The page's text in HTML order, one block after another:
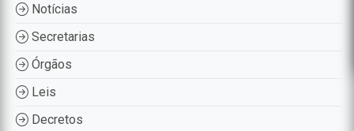
Notícias
Secretarias
Órgãos
Leis
Decretos